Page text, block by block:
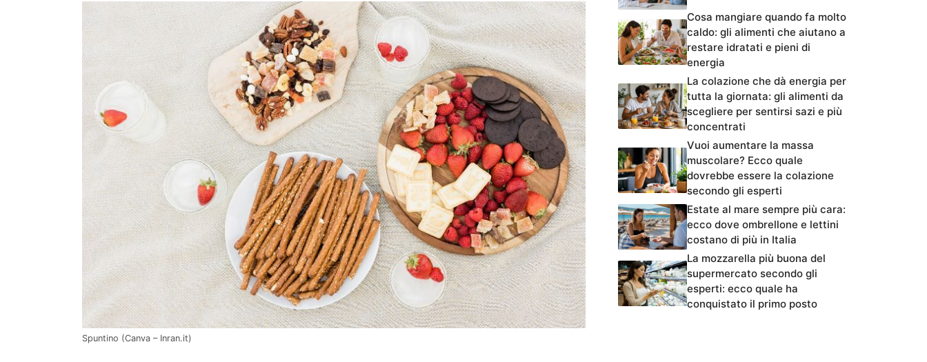
Spuntino (Canva – Inran.it)
Cosa mangiare quando fa molto
caldo: gli alimenti che aiutano a
restare idratati e pieni di
energia
La colazione che dà energia per
tutta la giornata: gli alimenti da
scegliere per sentirsi sazi e più
concentrati
Vuoi aumentare la massa
muscolare? Ecco quale
dovrebbe essere la colazione
secondo gli esperti
Estate al mare sempre più cara:
ecco dove ombrellone e lettini
costano di più in Italia
La mozzarella più buona del
supermercato secondo gli
esperti: ecco quale ha
conquistato il primo posto